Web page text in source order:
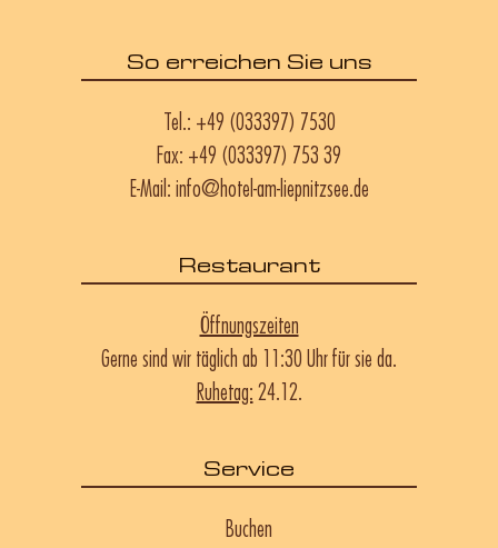
So erreichen Sie uns
Tel.: +49 (033397) 7530
Fax: +49 (033397) 753 39
E-Mail: info@hotel-am-liepnitzsee.de
Restaurant
Öffnungszeiten
Gerne sind wir täglich ab 11:30 Uhr für sie da.
Ruhetag: 24.12.
Service
Buchen